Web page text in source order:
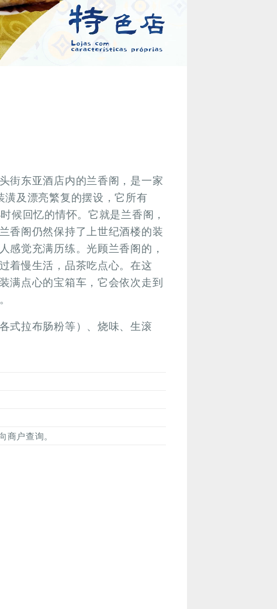
街东亚酒店内的兰香阁，是一家
及漂亮繁复的摆设，它所有
候回忆的情怀。它就是兰香阁，
香阁仍然保持了上世纪酒楼的装
感觉充满历练。光顾兰香阁的，
着慢生活，品茶吃点心。在这
满点心的宝箱车，它会依次走到
式拉布肠粉等）、烧味、生滚
户查询。